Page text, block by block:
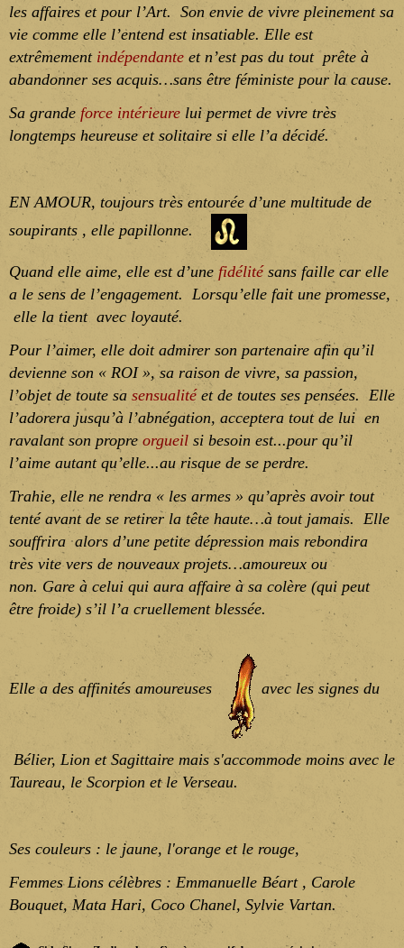
les affaires et pour l’Art. Son envie de vivre pleinement sa
vie comme elle l’entend est insatiable. Elle est
extrêmement indépendante et n’est pas du tout prête à
abandonner ses acquis…sans être féministe pour la cause.
Sa grande force intérieure lui permet de vivre très
longtemps heureuse et solitaire si elle l’a décidé.
EN AMOUR, toujours très entourée d’une multitude de
soupirants , elle papillonne.
Quand elle aime, elle est d’une fidélité sans faille car elle
a le sens de l’engagement. Lorsqu’elle fait une promesse,
elle la tient avec loyauté.
Pour l’aimer, elle doit admirer son partenaire afin qu’il
devienne son « ROI », sa raison de vivre, sa passion,
l’objet de toute sa sensualitéet de toutes ses pensées. Elle
l’adorera jusqu’à l’abnégation, acceptera tout de lui en
ravalant son propre orgueil si besoin est...pour qu’il
l’aime autant qu’elle...au risque de se perdre.
Trahie, elle ne rendra « les armes » qu’après avoir tout
tenté avant de se retirer la tête haute…à tout jamais. Elle
souffrira alors d’une petite dépression mais rebondira
très vite vers de nouveaux projets…amoureux ou
non. Gare à celui qui aura affaire à sa colère (qui peut
être froide) s’il l’a cruellement blessée.
Elle a des affinités amoureuses avec les signes du
Bélier, Lion et Sagittaire mais s'accommode moins avec le
Taureau, le Scorpion et le Verseau.
Ses couleurs : le jaune, l'orange et le rouge,
Femmes Lions célèbres : Emmanuelle Béart , Carole
Bouquet, Mata Hari, Coco Chanel, Sylvie Vartan.